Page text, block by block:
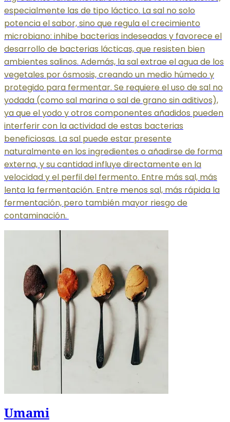
especialmente las de tipo láctico. La sal no solo
potencia el sabor, sino que regula el crecimiento
microbiano: inhibe bacterias indeseadas y favorece el
desarrollo de bacterias lácticas, que resisten bien
ambientes salinos. Además, la sal extrae el agua de los
vegetales por ósmosis, creando un medio húmedo y
protegido para fermentar. Se requiere el uso de sal no
yodada (como sal marina o sal de grano sin aditivos),
ya que el yodo y otros componentes añadidos pueden
interferir con la actividad de estas bacterias
beneficiosas. La sal puede estar presente
naturalmente en los ingredientes o añadirse de forma
externa, y su cantidad influye directamente en la
velocidad y el perfil del fermento. Entre más sal, más
lenta la fermentación. Entre menos sal, más rápida la
fermentación, pero también mayor riesgo de
contaminación.
Umami